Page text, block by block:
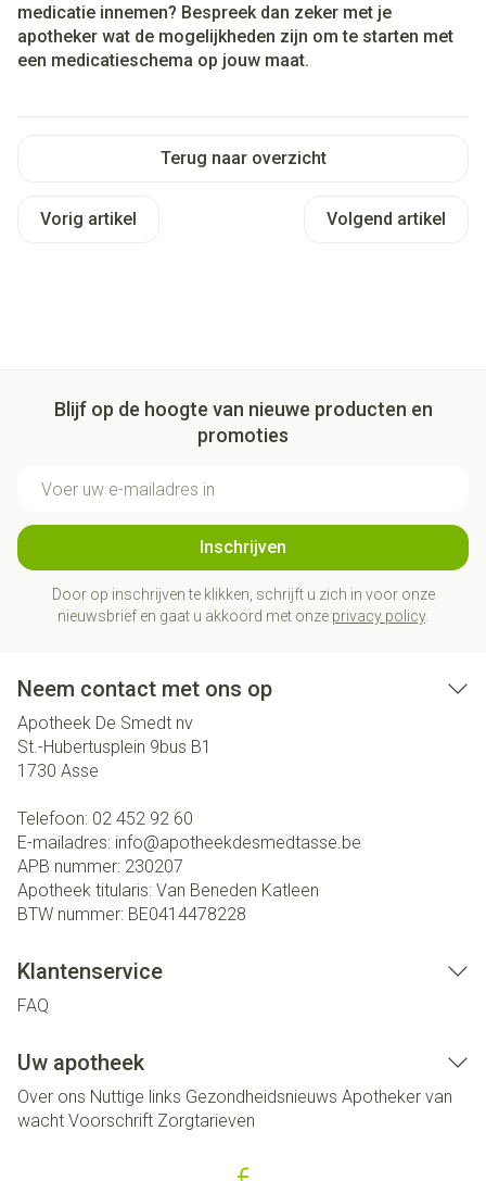
medicatie innemen? Bespreek dan zeker met je
apotheker wat de mogelijkheden zijn om te starten met
een medicatieschema op jouw maat.
Terug naar overzicht
Vorig artikel Volgend artikel
Blijf op de hoogte van nieuwe producten en
promoties
Inschrijven
Door op inschrijven te klikken, schrijft u zich in voor onze
nieuwsbrief en gaat u akkoord met onze privacy policy.
Neem contact met ons op
Apotheek De Smedt nv
St.-Hubertusplein 9bus B1
1730 Asse
Telefoon: 02 452 92 60
E-mailadres: info@apotheekdesmedtasse.be
APB nummer: 230207
Apotheek titularis: Van Beneden Katleen
BTW nummer: BE0414478228
Klantenservice
FAQ
Uw apotheek
Over ons Nuttige links Gezondheidsnieuws Apotheker van
wacht Voorschrift Zorgtarieven